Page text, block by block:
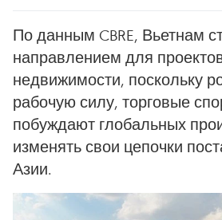
По данным CBRE, Вьетнам
направлением для
недвижимости, поскольку
рабочую силу, торговые
побуждают глобальных
изменять свои цепочки
Азии.